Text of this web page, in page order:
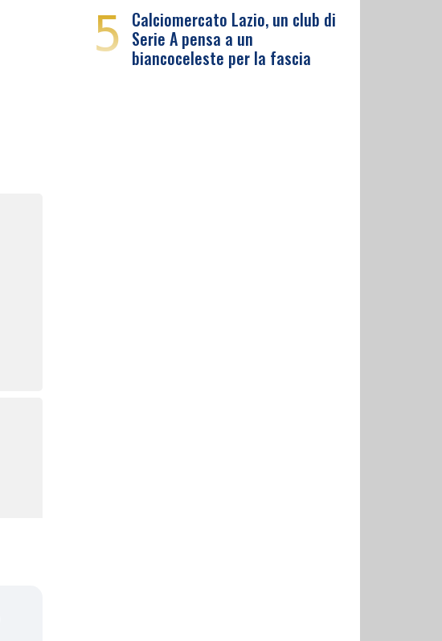
5 Calciomercato Lazio, un club di
Serie A pensa a un
biancoceleste per la fascia